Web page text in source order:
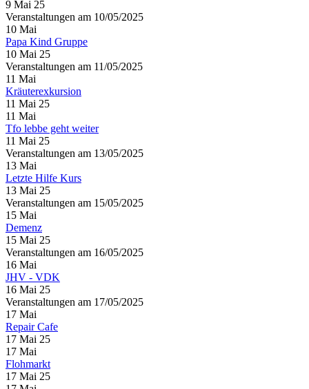
9 Mai 25
Veranstaltungen am 10/05/2025
10 Mai
Papa Kind Gruppe
10 Mai 25
Veranstaltungen am 11/05/2025
11 Mai
Kräuterexkursion
11 Mai 25
11 Mai
Tfo lebbe geht weiter
11 Mai 25
Veranstaltungen am 13/05/2025
13 Mai
Letzte Hilfe Kurs
13 Mai 25
Veranstaltungen am 15/05/2025
15 Mai
Demenz
15 Mai 25
Veranstaltungen am 16/05/2025
16 Mai
JHV - VDK
16 Mai 25
Veranstaltungen am 17/05/2025
17 Mai
Repair Cafe
17 Mai 25
17 Mai
Flohmarkt
17 Mai 25